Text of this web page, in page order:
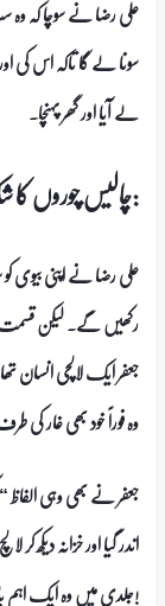
علی رضا نے سوچا کہ وہ
سونا لے گا تاکہ اس کی
لے آیا اور گھر پہنچا۔
چالیس چوروں کا شک:
علی رضا نے اپنی بیوی کو
رکھیں گے۔ لیکن قسمت
جعفر ایک لالچی انسان
وہ فوراً خود بھی غار کی
جعفر نے بھی وہی الفاظ
اندر گیا اور خزانہ دیکھ کر
جلدی میں وہ ایک اہم بات بھول گیا، غار کا دروازہ بند کرنے کا طریقہ!